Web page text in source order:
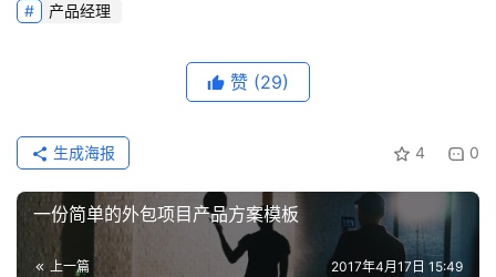
产品经理
赞 (29)
4 0
生成海报
一份简单的外包项目产品方案模板
上一篇 2017年4月17日 15:49